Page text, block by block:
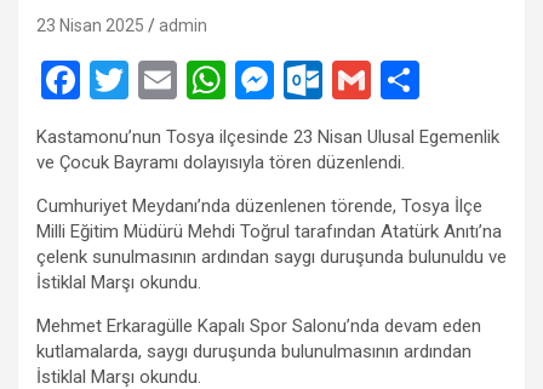
23 Nisan 2025 admin
F
ce
b
o
o
k
T
wi
tt
er
E
ail
W
at
s
A
p
p
M
es
se
n
g
er
O
ut
lo
o
k.
c
o
m
G
m
ail
h
ar
e
Kastamonu’nun Tosya ilçesinde 23 Nisan Ulusal Egemenlik
ve Çocuk Bayramı dolayısıyla tören düzenlendi.
Cumhuriyet Meydanı’nda düzenlenen törende, Tosya İlçe
Milli Eğitim Müdürü Mehdi Toğrul tarafından Atatürk Anıtı’na
çelenk sunulmasının ardından saygı duruşunda bulunuldu ve
İstiklal Marşı okundu.
Mehmet Erkaragülle Kapalı Spor Salonu’nda devam eden
kutlamalarda, saygı duruşunda bulunulmasının ardından
İstiklal Marşı okundu.